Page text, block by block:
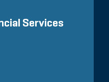
Services